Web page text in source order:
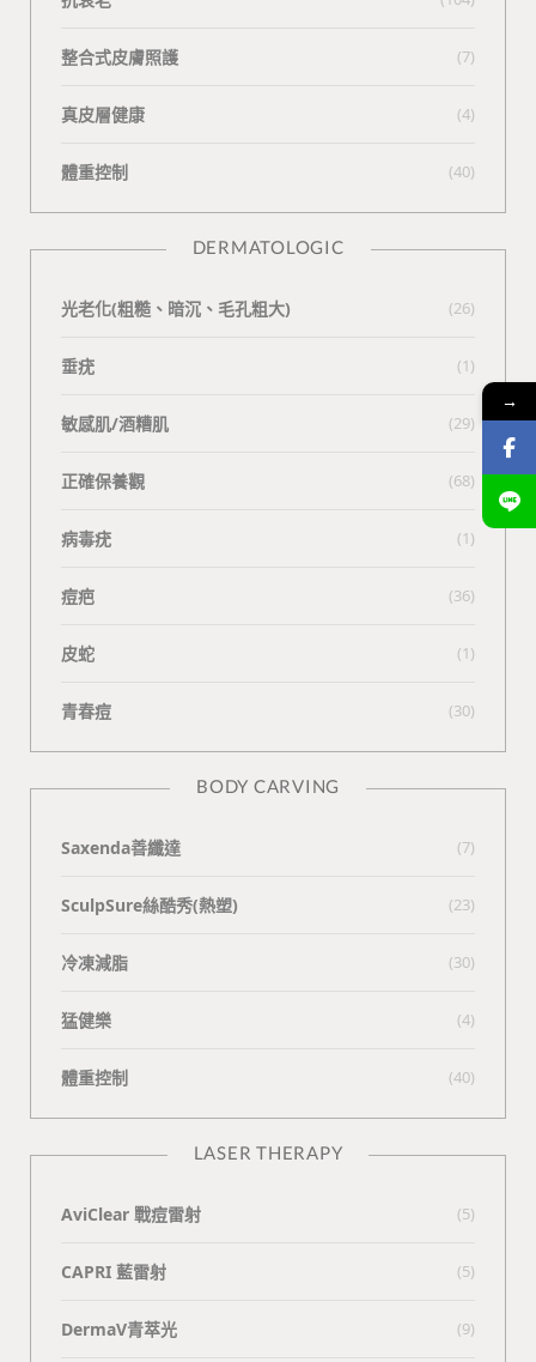
整合式皮膚照護 (7)
真皮層健康 (4)
體重控制 (40)
DERMATOLOGIC
光老化(粗糙、暗沉、毛孔粗大) (26)
垂疣 (1)
敏感肌/酒糟肌 (29)
正確保養觀 (68)
病毒疣 (1)
痘疤 (36)
皮蛇 (1)
青春痘 (30)
BODY CARVING
Saxenda善纖達 (7)
SculpSure絲酷秀(熱塑) (23)
冷凍減脂 (30)
猛健樂 (4)
體重控制 (40)
LASER THERAPY
AviClear 戰痘雷射 (5)
CAPRI 藍雷射 (5)
DermaV青萃光 (9)
→